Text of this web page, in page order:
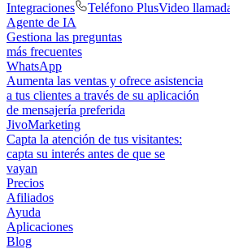
Integraciones
Teléfono PlusVideo
Agente de IA
Gestiona las preguntas
más frecuentes
WhatsApp
Aumenta las ventas y ofrece asistencia
a tus clientes a través de su aplicación
de mensajería preferida
JivoMarketing
Capta la atención de tus visitantes:
capta su interés antes de que se
vayan
Precios
Afiliados
Ayuda
Aplicaciones
Blog